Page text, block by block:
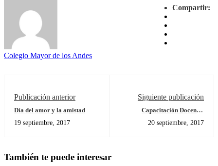
Compartir:
Colegio Mayor de los Andes
Publicación anterior
Día del amor y la amistad
19 septiembre, 2017
Siguiente publicación
Capacitación Docentes
Sabana
20 septiembre, 2017
También te puede interesar